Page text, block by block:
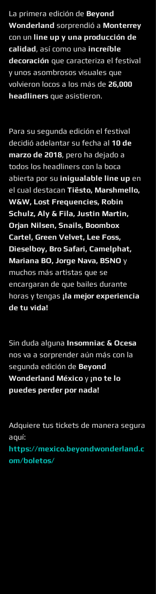
La primera edición de Beyond
Wonderland sorprendió a Monterrey
con un line up y una producción de
calidad, así como una increíble
decoración que caracteriza el festival
y unos asombrosos visuales que
volvieron locos a los más de 26,000
headliners que asistieron.
Para su segunda edición el festival
decidió adelantar su fecha al 10 de
marzo de 2018, pero ha dejado a
todos los headliners con la boca
abierta por su inigualable line up en
el cual destacan Tiësto, Marshmello,
W&W, Lost Frequencies, Robin
Schulz, Aly & Fila, Justin Martin,
Orjan Nilsen, Snails, Boombox
Cartel, Green Velvet, Lee Foss,
Dieselboy, Bro Safari, Camelphat,
Mariana BO, Jorge Nava, BSNO y
muchos más artistas que se
encargaran de que bailes durante
horas y tengas ¡la mejor experiencia
de tu vida!
Sin duda alguna Insomniac & Ocesa
nos va a sorprender aún más con la
segunda edición de Beyond
Wonderland México y ¡no te lo
puedes perder por nada!
Adquiere tus tickets de manera segura
aquí:
https://mexico.beyondwonderland.c
om/boletos/